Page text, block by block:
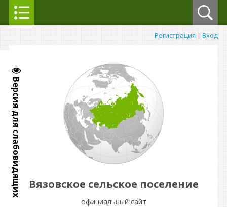
Версия для слабовидящих
Регистрация | Вход
Вязовское сельское поселение
официальный сайт